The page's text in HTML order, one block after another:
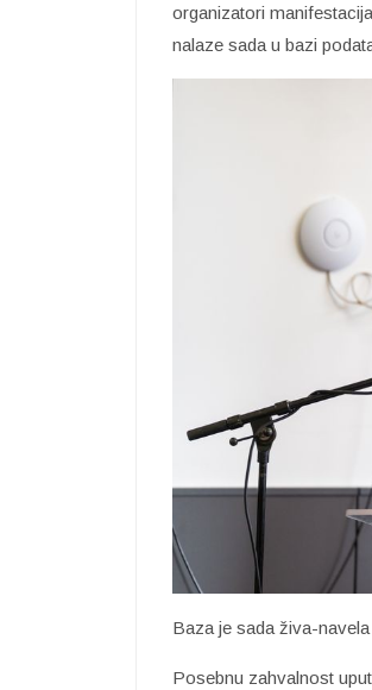
organizatori
nalaze sada u bazi
Baza je sada živa-
Posebnu zahvalnost